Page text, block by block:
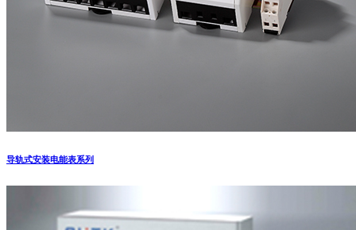
导轨式安装电能表系列